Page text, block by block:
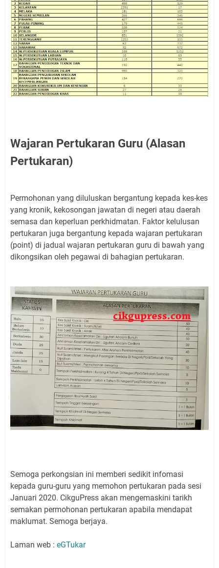
Wajaran Pertukaran Guru (Alasan
Pertukaran)
Permohonan yang diluluskan bergantung kepada kes-kes
yang kronik, kekosongan jawatan di negeri atau daerah
semasa dan keperluan perkhidmatan. Faktor kelulusan
pertukaran juga bergantung kepada wajaran pertukaran
(point) di jadual wajaran pertukaran guru di bawah yang
dikongsikan oleh pegawai di bahagian pertukaran.
Semoga perkongsian ini memberi sedikit infomasi
kepada guru-guru yang memohon pertukaran pada sesi
Januari 2020. CikguPress akan mengemaskini tarikh
semakan permohonan pertukaran apabila mendapat
maklumat. Semoga berjaya.
Laman web : eGTukar